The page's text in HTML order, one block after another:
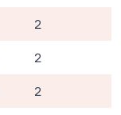
2
2
2